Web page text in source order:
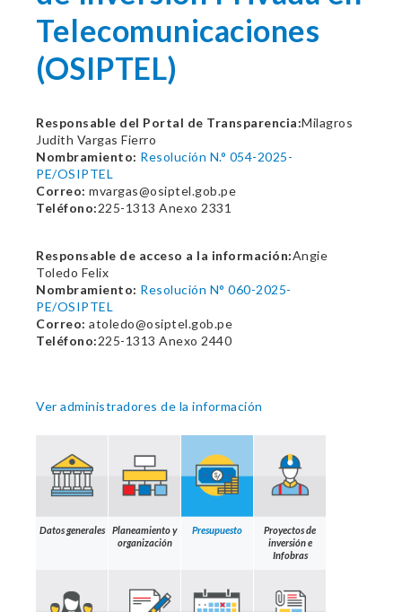
Telecomunicaciones
(OSIPTEL)
Responsable del Portal de Transparencia:Milagros
Judith Vargas Fierro
Nombramiento: Resolución N.° 054-2025-
PE/OSIPTEL
Correo: mvargas@osiptel.gob.pe
Teléfono:225-1313 Anexo 2331
Responsable de acceso a la información:Angie
Toledo Felix
Nombramiento: Resolución N° 060-2025-
PE/OSIPTEL
Correo: atoledo@osiptel.gob.pe
Teléfono:225-1313 Anexo 2440
Ver administradores de la información
Datos generales
Planeamiento y
organización
Presupuesto
Proyectos de
inversión e
Infobras